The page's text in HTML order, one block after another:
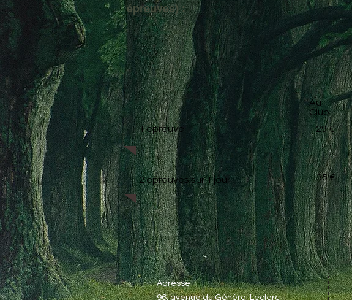
épreuves):
Au
Club
2 épreuves sur 1 jour 35 €
1 épreuve 29 €
Adresse :
96, avenue du Général Leclerc​